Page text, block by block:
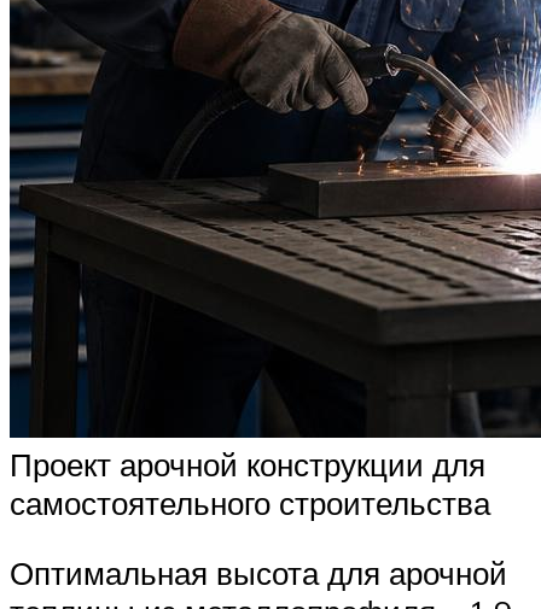
Проект арочной конструкции для
самостоятельного строительства
Оптимальная высота для арочной